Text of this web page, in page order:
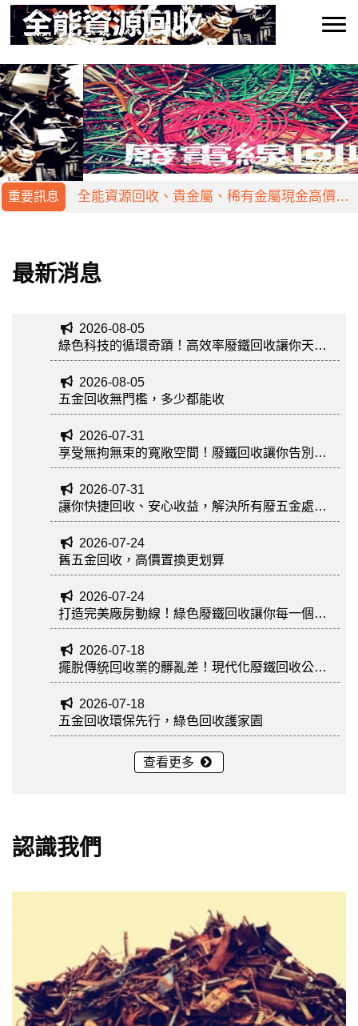
重要訊息
廠房拆除、垃圾清運服務，各種廢材廢棄物，
多年豐富專業，拆除各類房型技巧純熟，施工
快速有效率！家電量大可議，讓廢鐵、廢五金
全能家電回收專收各式廢棄家電，包含生活家
電、廚房家電、二手家電等等，還有高價五金
全能資源回收、貴金屬、稀有金屬現金高價五
價、我們價格公道，立即來電諮詢。
多年豐富專業，拆除各類房型技巧純熟，施工
快速有效率！家電量大可議，讓廢鐵、廢五金
全能家電回收專收各式廢棄家電，包含生活家
回收、廢鐵回收、廢金屬回收，免費估價，協
助客戶清空倉儲，提倡綠色環保。
金回收，廢鐵回收、家電回收、廢金屬回收，
通通交給我們，將派專員為您服務，到府估
價、我們價格公道，立即來電諮詢。
最新消息
2026-08-05
綠色科技的循環奇蹟！高效率廢鐵回收讓你天天
工作神采飛揚
2026-08-05
五金回收無門檻，多少都能收
2026-07-31
享受無拘無束的寬敞空間！廢鐵回收讓你告別廢
料爆倉焦慮
2026-07-31
讓你快捷回收、安心收益，解決所有廢五金處理
難題
2026-07-24
舊五金回收，高價置換更划算
2026-07-24
打造完美廠房動線！綠色廢鐵回收讓你每一個角
落都無懈可擊
2026-07-18
擺脫傳統回收業的髒亂差！現代化廢鐵回收公司
讓你輕鬆體驗科技清運
2026-07-18
五金回收環保先行，綠色回收護家園
查看更多
認識我們